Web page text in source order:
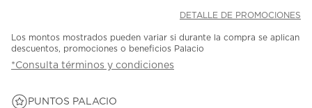
DETALLE DE PROMOCIONES
Los montos mostrados pueden variar si durante la compra se aplican
descuentos, promociones o beneficios Palacio
*Consulta términos y condiciones
PUNTOS PALACIO